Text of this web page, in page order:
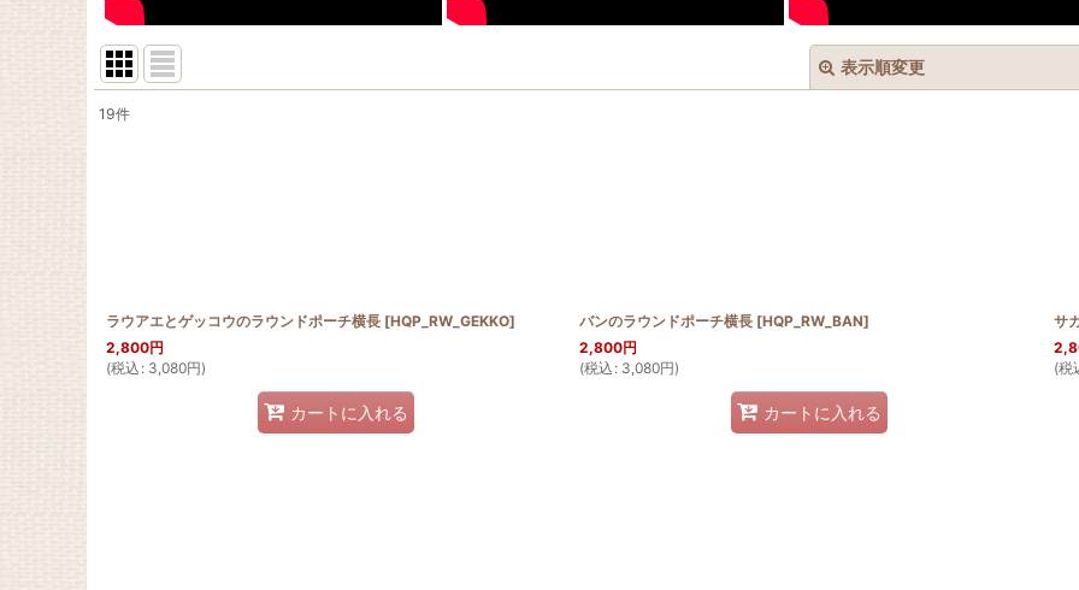
表示順変更
19件
ラウアエとゲッコウのラウンドポーチ横長 [HQP_RW_GEKKO]
2,800円
(税込 : 3,080円)
カートに入れる
バンのラウンドポーチ横長 [HQP_RW_BAN]
2,800円
(税込 : 3,080円)
カートに入れる
サ
(税